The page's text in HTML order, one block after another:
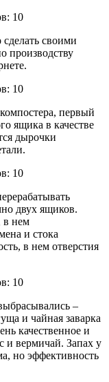
своими
производству
первый
ящика в качестве
дырочки
двух ящиков.
в нем
и стока
в нем отверстия
–
и чайная заварка
качественное и
и вермичай. Запах у
но эффективность